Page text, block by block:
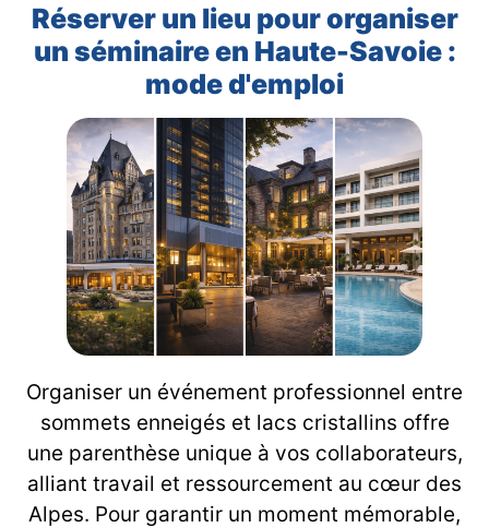
Réserver un lieu pour organiser
un séminaire en Haute-Savoie :
mode d'emploi
Organiser un événement professionnel entre
sommets enneigés et lacs cristallins offre
une parenthèse unique à vos collaborateurs,
alliant travail et ressourcement au cœur des
Alpes. Pour garantir un moment mémorable,